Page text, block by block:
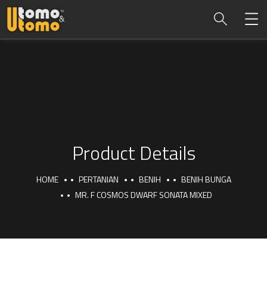
Product Details
HOME PERTANIAN BENIH
BENIH BUNGA
MR. F COSMOS DWARF SONATA MIXED